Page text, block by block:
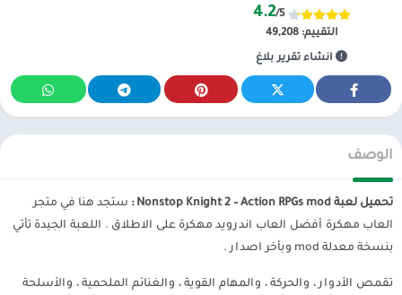
4.2/5
التقييم: 49,208
انشاء تقرير بلاغ
الوصف
تحميل لعبة Nonstop Knight 2 – Action RPGs mod :
ستجد هنا في متجر
العاب مهكرة أفضل العاب اندرويد مهكرة على الاطلاق . اللعبة الجيدة تأتي
بنسخة معدلة mod وبأخر اصدار .
تقمص الأدوار ، والحركة ، والمهام القوية ، والغنائم الملحمية ، والأسلحة